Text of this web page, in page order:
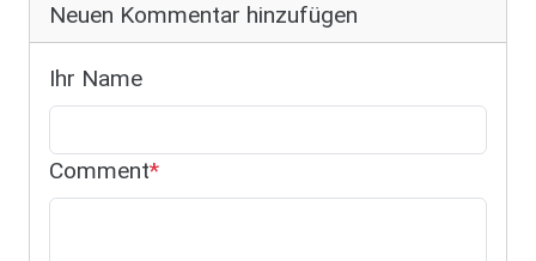
Neuen Kommentar hinzufügen
Ihr Name
Comment